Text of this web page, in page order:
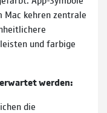
kehren zentrale
und farbige
werden:
die